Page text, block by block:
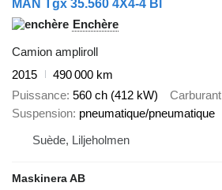
MAN Tgx 35.560 4X4-4 Bl
Enchère
Camion ampliroll
2015
490 000 km
Puissance 560 ch (412 kW) Carburant
Suspension pneumatique/pneumatique
Suède, Liljeholmen
Maskinera AB